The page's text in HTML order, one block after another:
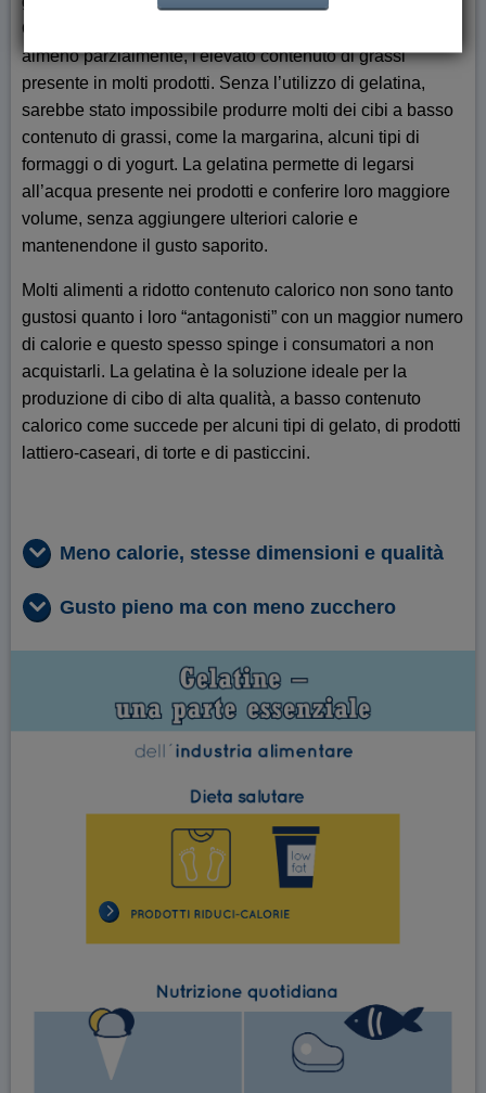
Olio in Acqua (O/A), può essere utilizzato per sostituire,
almeno parzialmente, l'elevato contenuto di grassi
presente in molti prodotti. Senza l’utilizzo di gelatina,
sarebbe stato impossibile produrre molti dei cibi a basso
contenuto di grassi, come la margarina, alcuni tipi di
formaggi o di yogurt. La gelatina permette di legarsi
all’acqua presente nei prodotti e conferire loro maggiore
volume, senza aggiungere ulteriori calorie e
mantenendone il gusto saporito.
Molti alimenti a ridotto contenuto calorico non sono tanto
gustosi quanto i loro “antagonisti” con un maggior numero
di calorie e questo spesso spinge i consumatori a non
acquistarli. La gelatina è la soluzione ideale per la
produzione di cibo di alta qualità, a basso contenuto
calorico come succede per alcuni tipi di gelato, di prodotti
lattiero-caseari, di torte e di pasticcini.
Meno calorie, stesse dimensioni e qualità
Gusto pieno ma con meno zucchero